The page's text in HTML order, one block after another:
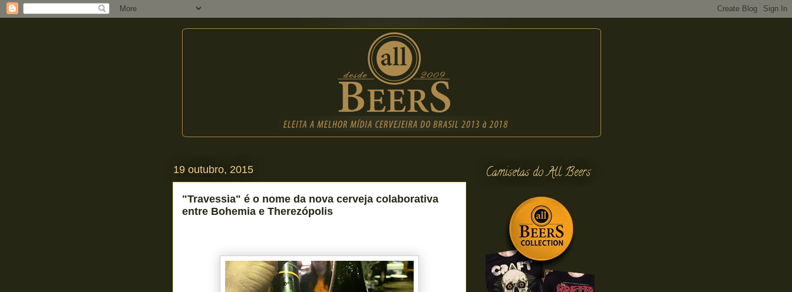
19 outubro, 2015
"Travessia" é o nome da nova cerveja colaborativa
entre Bohemia e Therezópolis
Camisetas do All Beers